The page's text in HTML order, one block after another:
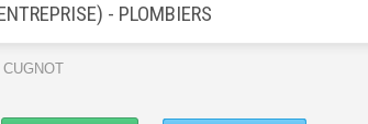
- PLOMBIERS